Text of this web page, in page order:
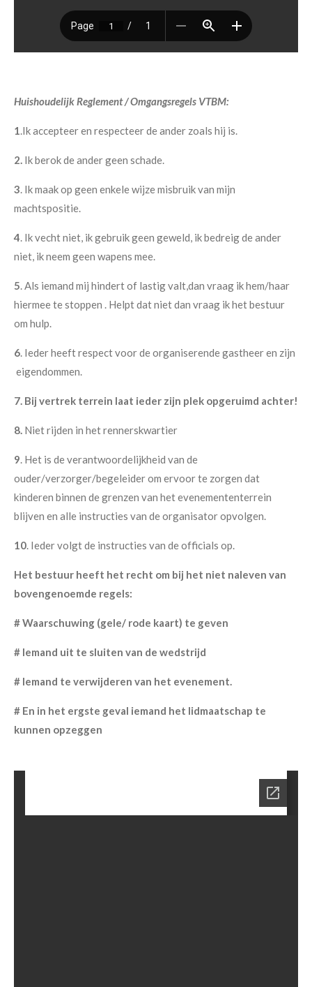
Huishoudelijk Reglement / Omgangsregels VTBM:
1 .Ik accepteer en respecteer de ander zoals hij is.
2. Ik berok de ander geen schade.
3 . Ik maak op geen enkele wijze misbruik van mijn
machtspositie.
4 . Ik vecht niet, ik gebruik geen geweld, ik bedreig de ander
niet, ik neem geen wapens mee.
5 . Als iemand mij hindert of lastig valt,dan vraag ik hem/haar
hiermee te stoppen . Helpt dat niet dan vraag ik het bestuur
om hulp.
6 . Ieder heeft respect voor de organiserende gastheer en zijn
eigendommen.
7. Bij vertrek terrein laat ieder zijn plek opgeruimd achter!
8. Niet rijden in het rennerskwartier
9 . Het is de verantwoordelijkheid van de
ouder/verzorger/begeleider om ervoor te zorgen dat
kinderen binnen de grenzen van het evenemententerrein
blijven en alle instructies van de organisator opvolgen.
10 . Ieder volgt de instructies van de officials op.
Het bestuur heeft het recht om bij het niet naleven van
bovengenoemde regels:
# Waarschuwing (gele/ rode kaart) te geven
# Iemand uit te sluiten van de wedstrijd
# Iemand te verwijderen van het evenement.
# En in het ergste geval iemand het lidmaatschap te
kunnen opzeggen